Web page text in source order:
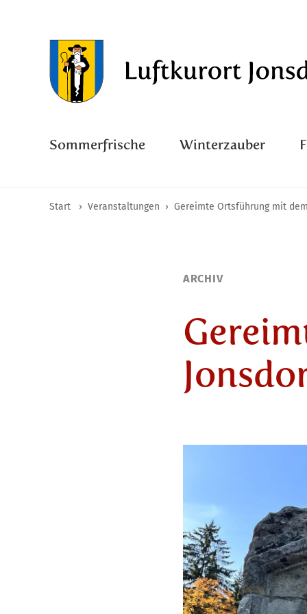
Sommerfrische Winterzauber
Start › Veranstaltungen › Gereimte Ortsführung mit
ARCHIV